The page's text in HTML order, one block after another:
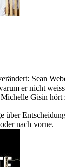
Sean
er nicht
Gisin hört
über
nach vorne.